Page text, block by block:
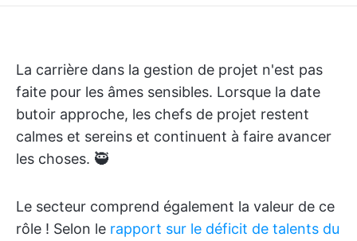
La carrière dans la gestion de projet n'est pas
faite pour les âmes sensibles. Lorsque la date
butoir approche, les chefs de projet restent
calmes et sereins et continuent à faire avancer
les choses. 🥷
Le secteur comprend également la valeur de ce
rôle ! Selon le rapport sur le déficit de talents du